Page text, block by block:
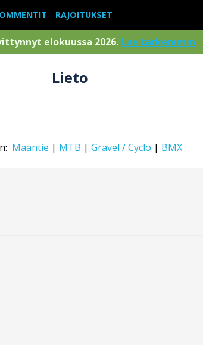
RAJOITUKSET
elokuussa 2026. Lue tarkemmin
Lieto
Maantie | MTB | Gravel / Cyclo | BMX